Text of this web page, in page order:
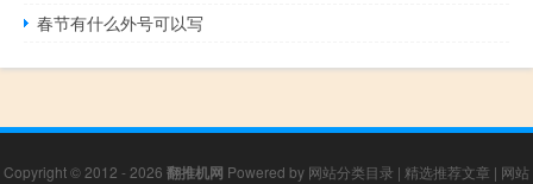
春节有什么外号可以写
Copyright © 2012 - 2026 翻推机网 Powered by 网站分类目录 | 精选推荐文章 | 网站